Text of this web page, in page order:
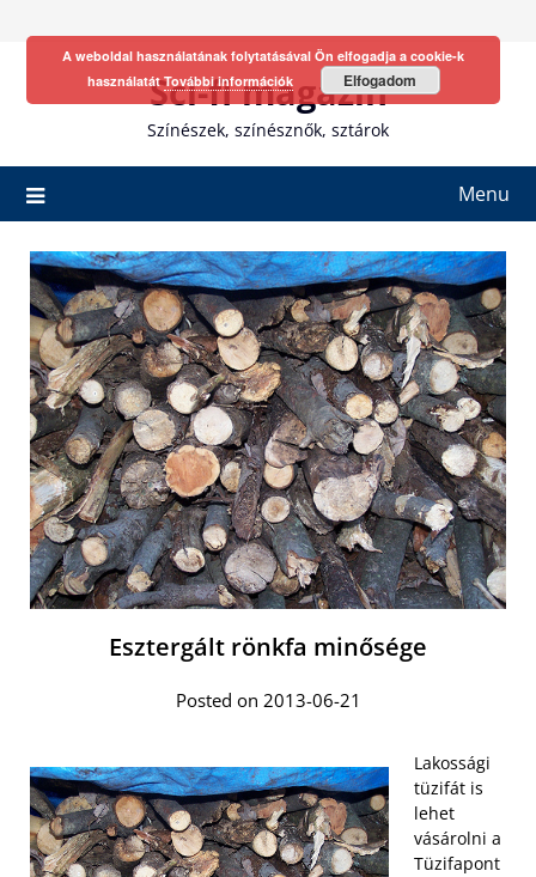
Sci-fi magazin
Színészek, színésznők, sztárok
Menu
Esztergált rönkfa minősége
Posted on 2013-06-21
Lakossági
tüzifát is
lehet
vásárolni a
Tüzifapont
A weboldal használatának folytatásával Ön elfogadja a cookie-k
használatátTovábbi információk Elfogadom